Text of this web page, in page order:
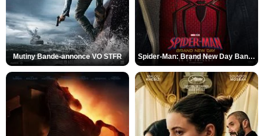
Mutiny Bande-annonce VO STFR Spider-Man: Brand New Day Bande-annonce VO STFR